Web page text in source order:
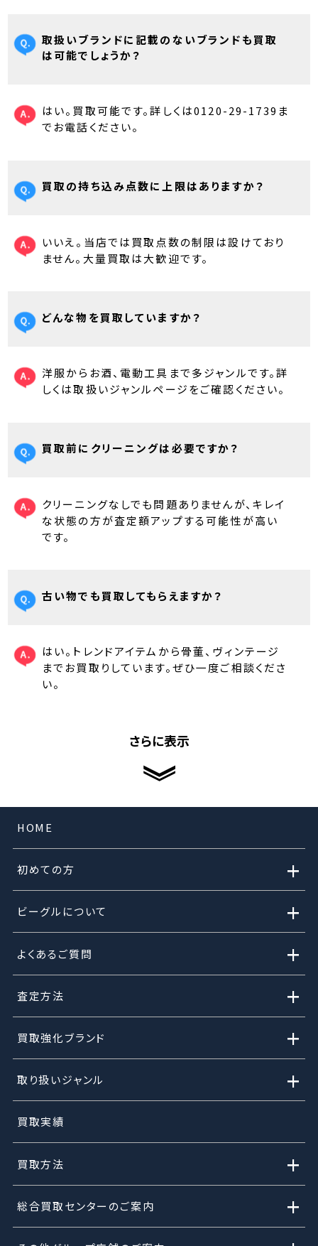
取扱いブランドに記載のないブランドも買取
は可能でしょうか？
はい。買取可能です。詳しくは0120-29-1739ま
でお電話ください。
買取の持ち込み点数に上限はありますか？
いいえ。当店では買取点数の制限は設けており
ません。大量買取は大歓迎です。
どんな物を買取していますか？
洋服からお酒、電動工具まで多ジャンルです。詳
しくは取扱いジャンルページをご確認ください。
買取前にクリーニングは必要ですか？
クリーニングなしでも問題ありませんが、キレイ
な状態の方が査定額アップする可能性が高い
です。
古い物でも買取してもらえますか？
はい。トレンドアイテムから骨董、ヴィンテージ
までお買取りしています。ぜひ一度ご相談くださ
い。
さらに表示
HOME
初めての方 +
ビーグルについて +
よくあるご質問 +
査定方法 +
買取強化ブランド +
取り扱いジャンル +
買取実績
買取方法 +
総合買取センターのご案内 +